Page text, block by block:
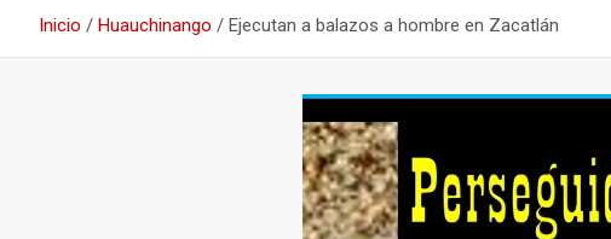
Inicio Huauchinango Ejecutan a balazos a hombre en Zacatlán